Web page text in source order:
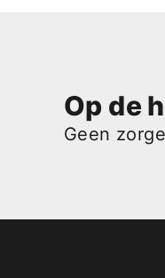
Op de
Geen